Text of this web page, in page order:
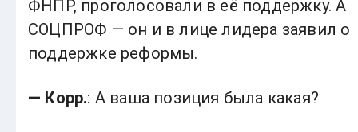
ФНПР, проголосовали в её поддержку. А
СОЦПРОФ — он и в лице лидера заявил о
поддержке реформы.
— Корр.: А ваша позиция была какая?